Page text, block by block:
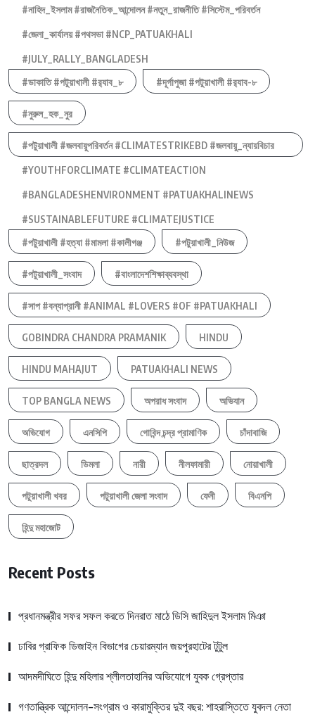
#নাহিদ_ইসলাম #রাজনৈতিক_আন্দোলন #নতুন_রাজনীতি #সিস্টেম_পরিবর্তন
#জেলা_কার্যালয় #পথসভা #NCP_PATUAKHALI
#JULY_RALLY_BANGLADESH
#ডাকাতি #পটুয়াখালী #র‍্যাব_৮
#দূর্গাপুজা #পটুয়াখালী #র‍্যাব-৮
#নুরুল_হক_নুর
#পটুয়াখালী #জলবায়ুপরিবর্তন #CLIMATESTRIKEBD #জলবায়ু_ন্যায়বিচার
#YOUTHFORCLIMATE #CLIMATEACTION
#BANGLADESHENVIRONMENT #PATUAKHALINEWS
#SUSTAINABLEFUTURE #CLIMATEJUSTICE
#পটুয়াখালী #হত্যা #মামলা #কালীগঞ্জ
#পটুয়াখালী_নিউজ
#পটুয়াখালী_সংবাদ #বাংলাদেশশিক্ষাব্যবস্থা
#সাপ #বন্যাপ্রানী #ANIMAL #LOVERS #OF #PATUAKHALI
GOBINDRA CHANDRA PRAMANIK HINDU
HINDU MAHAJUT PATUAKHALI NEWS
TOP BANGLA NEWS অপরাধ সংবাদ অভিযান
অভিযোগ এনসিপি গোবিন্দ চন্দ্র প্রামাণিক চাঁদাবাজি
ছাত্রদল ডিমলা নারী নীলফামারী নোয়াখালী
পটুয়াখালী খবর পটুয়াখালী জেলা সংবাদ ফেনী বিএনপি
হিন্দু মহাজোট
Recent Posts
প্রধানমন্ত্রীর সফর সফল করতে দিনরাত মাঠে ডিসি জাহিদুল ইসলাম মিঞা
ঢাবির গ্রাফিক ডিজাইন বিভাগের চেয়ারম্যান জয়পুরহাটের টুটুল
আদমদীঘিতে হিন্দু মহিলার শ্লীলতাহানির অভিযোগে যুবক গ্রেপ্তার
গণতান্ত্রিক আন্দোলন-সংগ্রাম ও কারামুক্তির দুই বছর: শাহরাস্তিতে যুবদল নেতা